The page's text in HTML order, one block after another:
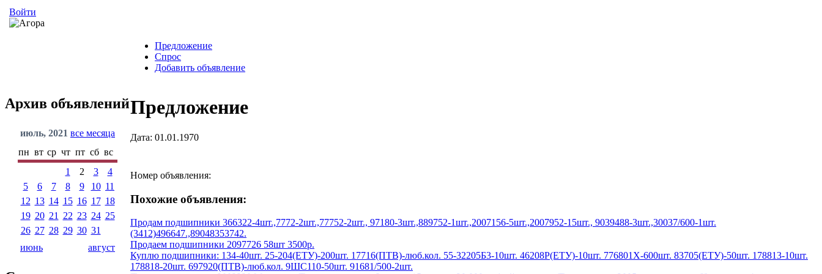
Войти
Предложение
Спрос
Добавить объявление
Архив объявлений
июль, 2021 все месяца
пн вт ср чт пт сб вс
1
2 3
4
5
6 7 8 9 10 11
12 13 14 15 16 17 18
19 20 21 22 23 24 25
26 27 28 29 30 31
июнь
август
Предложение
Дата: 01.01.1970
Номер объявления:
Похожие объявления:
Продам подшипники 366322-4шт.,7772-2шт.,77752-2шт., 97180-3шт.,889752-1шт.,2007156-5шт.,2007952-15шт., 9039488-3шт.,30037/600-1шт.
(3412)496647.,89048353742.
Продаем подшипники 2097726 58шт 3500р.
Куплю подшипники: 134-40шт. 25-204(ЕТУ)-200шт. 17716(ПТВ)-люб.кол. 55-32205Б3-10шт. 46208Р(ЕТУ)-10шт. 776801Х-600шт. 83705(ЕТУ)-50шт. 178813-10шт.
178818-20шт. 697920(ПТВ)-люб.кол. 9ШС110-50шт. 91681/500-2шт.